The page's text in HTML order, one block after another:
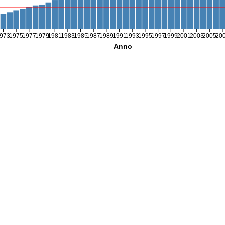
1975197719791981198319851987198919911993199519971999200120032005
Anno